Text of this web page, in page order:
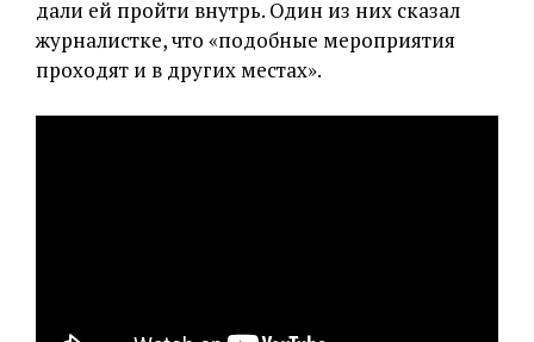
дали ей пройти внутрь. Один из них сказал
журналистке, что «подобные мероприятия
проходят и в других местах».